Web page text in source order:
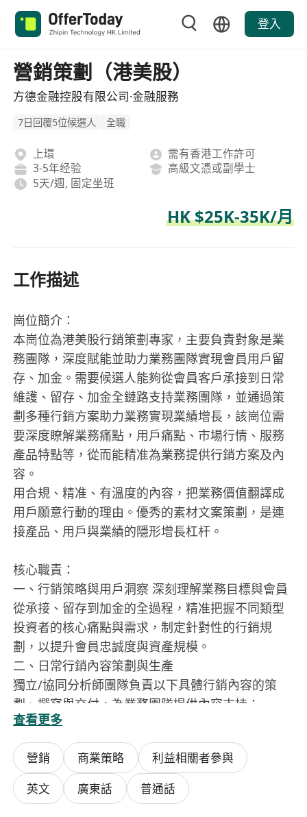
登入
營銷策劃（港美股）
方德金融控股有限公司·金融服務
7日回覆5位候選人 全職
上環
需有香港工作許可
3-5年经验
高級文憑或副學士
5天/週, 固定坐班
HK $25K-35K/月
工作描述
崗位簡介：
本崗位為港美股行銷策劃專家，主要負責對象是業
務團隊，深度賦能並助力業務團隊實現會員用戶留
存、加金。需要候選人能夠從會員客戶承接到日常
維護、留存、加金全鏈路支持業務團隊，並通過策
劃多種行銷方案助力業務實現業績增長，該崗位需
要深度瞭解業務痛點，用戶痛點、市場行情、服務
產品特點等，從而能精准為業務提供行銷方案及內
容。
用合規、精准、有溫度的內容，把業務價值翻譯成
用戶願意行動的理由。優秀的素材文案策劃，是連
接產品、用戶與業績的隱形增長杠杆。
核心職責：
一、行銷策略與用戶洞察 深刻理解業務目標與會員
從承接、留存到加金的全過程，精准把握不同類型
投資者的核心痛點與需求，制定針對性的行銷規
劃，以提升會員忠誠度與資產規模。
二、日常行銷內容策劃與生產
獨立/協同分析師團隊負責以下具體行銷內容的策
劃、撰寫與交付，為業務團隊提供內容支持：
1、市場行情解讀：針對市場熱點、重大事件，快速
產出解讀文章、快訊海報、短視頻腳本。
2、投教知識科普：策劃與製作投資者教育內容，如
投資知識長圖，提升用戶認知與粘性。
3、客戶養護文案：系統規劃並執行客戶養護策略，
查看更多
營銷 商業策略
利益相關者參與
英文
廣東話 普通話